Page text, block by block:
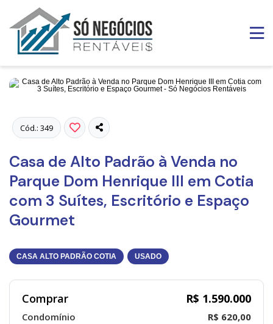
Cód.: 349
Casa de Alto Padrão à Venda no
Parque Dom Henrique III em Cotia
com 3 Suítes, Escritório e Espaço
Gourmet
CASA ALTO PADRÃO COTIA USADO
Comprar R$ 1.590.000
Condomínio
R$ 620,00